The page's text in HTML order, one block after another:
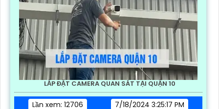
LẮP ĐẶT CAMERA QUAN SÁT TẠI QUẬN 10
Lần xem: 12706 7/18/2024 3:25:17 PM